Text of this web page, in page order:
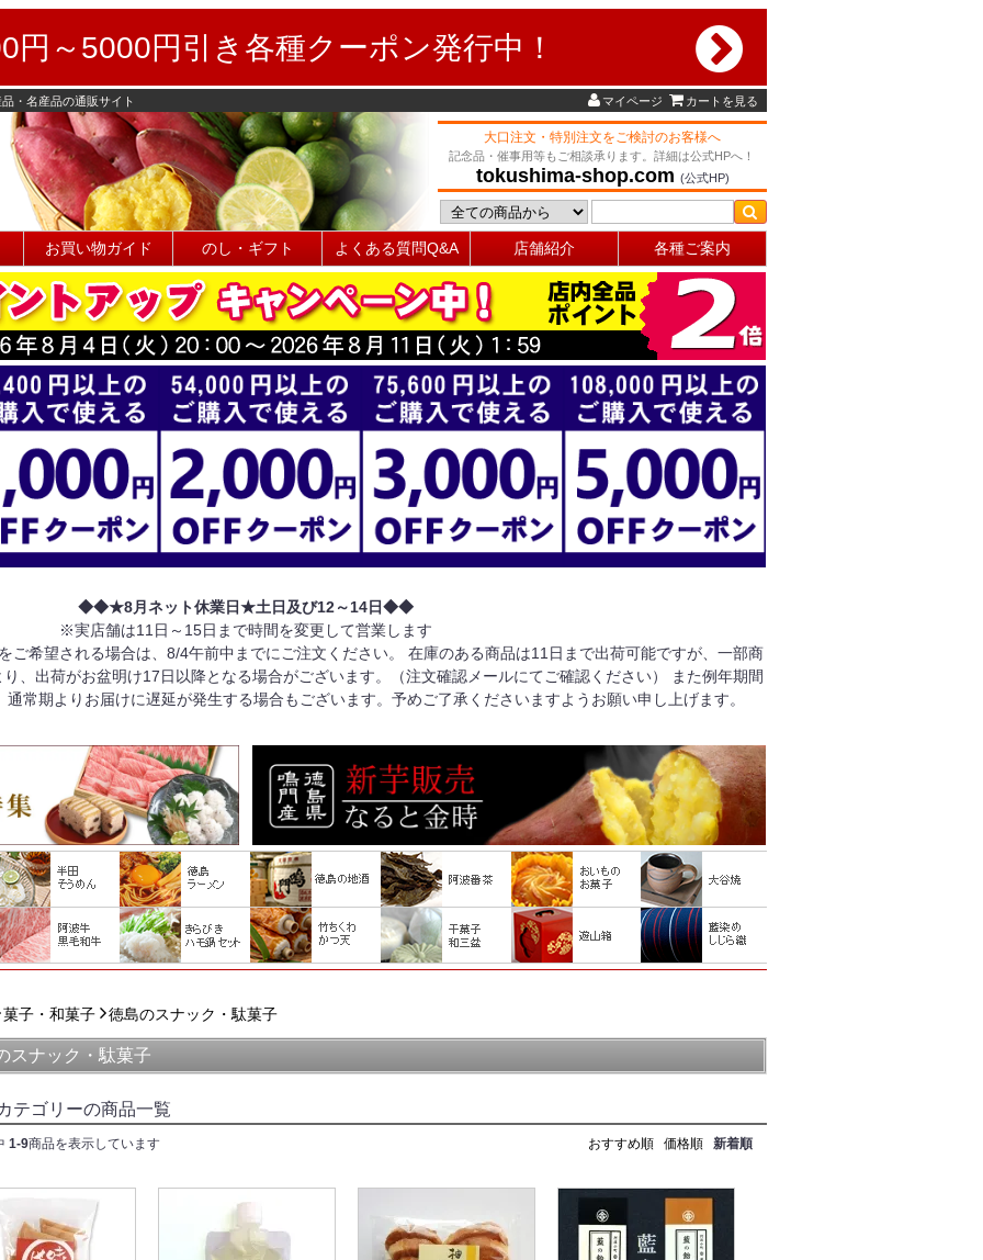
～5000円引き各種クーポン発行中！
・名産品の通販サイト マイページ カートを見る
大口注文・特別注文をご検討のお客様へ
記念品・催事用等もご相談承ります。詳細は公式HPへ！
tokushima-shop.com (公式HP)
お買い物ガイド のし・ギフト よくある質問Q&A 店舗紹介 各種ご案内
◆◆★8月ネット休業日★土日及び12～14日◆◆
※実店舗は11日～15日まで時間を変更して営業します
ご希望される場合は、8/4午前中までにご注文ください。 在庫のある商品は11日まで出荷可能ですが、一部商
、出荷がお盆明け17日以降となる場合がございます。（注文確認メールにてご確認ください） また例年期間
常期よりお届けに遅延が発生する場合もございます。予めご了承くださいますようお願い申し上げます。
菓子・和菓子 徳島のスナック・駄菓子
スナック・駄菓子
テゴリーの商品一覧
1-9商品を表示しています おすすめ順 価格順 新着順